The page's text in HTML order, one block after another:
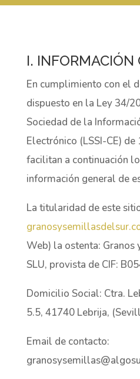
I. INFORMACIÓN
En cumplimiento con el
dispuesto en la Ley 34/
Sociedad de la
Electrónico (LSSI-CE) de
facilitan a continuación
información general de
La titularidad de este
Web) la ostenta: Granos
SLU, provista de CIF:
Domicilio Social: Ctra.
5.5, 41740 Lebrija,
Email de contacto: